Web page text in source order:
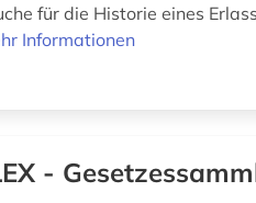
für die Historie eines
Informationen
-